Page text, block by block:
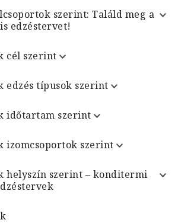
szerint: Találd meg a
edzéstervet!
cél szerint
edzés típusok szerint
időtartam szerint
izomcsoportok szerint
helyszín szerint – konditermi